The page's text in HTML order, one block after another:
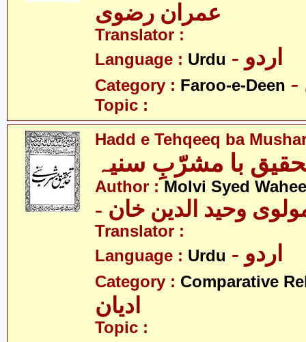
عمران رضوی
Translator :
Language : Urdu - اردو
Category : Faroo-e-Deen
Topic :
Hadd e Tehqeeq ba
با مشرّبِ سنیہ
Author : Molvi Syed
مولوی وحید الدین خان
Translator :
Language : Urdu - اردو
Category : Comparative
ادیان
Topic :